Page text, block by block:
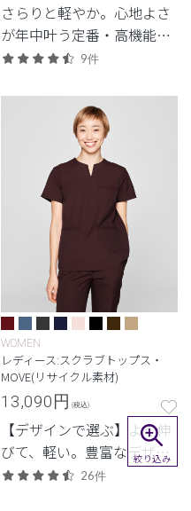
さらりと軽やか。心地よさ
が年中叶う定番・高機能シ
リーズ。
9件
WOMEN
レディース:スクラブトップス・
MOVE(リサイクル素材)
13,090円 (税込)
【デザインで選ぶ】よく伸
びて、軽い。豊富なデザイ
ンから選べる、動きやすさ
26件
絞り込み